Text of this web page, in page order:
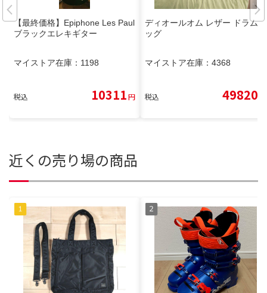
【最終価格】Epiphone Les Paul
ブラックエレキギター
マイストア在庫： 1198
税込 10311円
ディオールオム レザー ドラムバ
ッグ
マイストア在庫： 4368
税込 49820
近くの売り場の商品